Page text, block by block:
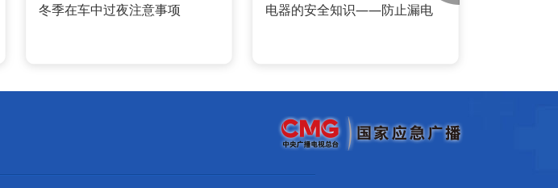
冬季在车中过夜注意事项 电器的安全知识——防止漏电